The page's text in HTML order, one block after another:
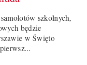
szkolnych,
będzie
w Święto